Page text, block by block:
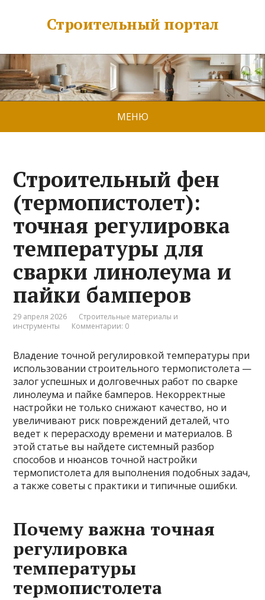
Строительный портал
МЕНЮ
Строительный фен
(термопистолет):
точная регулировка
температуры для
сварки линолеума и
пайки бамперов
29 апреля 2026
Строительные материалы и
инструменты
Комментарии: 0
Владение точной регулировкой температуры при
использовании строительного термопистолета —
залог успешных и долговечных работ по сварке
линолеума и пайке бамперов. Некорректные
настройки не только снижают качество, но и
увеличивают риск повреждений деталей, что
ведет к перерасходу времени и материалов. В
этой статье вы найдете системный разбор
способов и нюансов точной настройки
термопистолета для выполнения подобных задач,
а также советы с практики и типичные ошибки.
Почему важна точная
регулировка
температуры
термопистолета